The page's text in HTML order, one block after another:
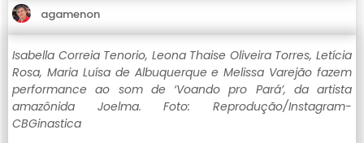
agamenon
Isabella Correia Tenorio, Leona Thaise Oliveira Torres, Letícia
Rosa, Maria Luísa de Albuquerque e Melissa Varejão fazem
performance ao som de ‘Voando pro Pará’, da artista
amazônida Joelma. Foto: Reprodução/Instagram-
CBGinastica